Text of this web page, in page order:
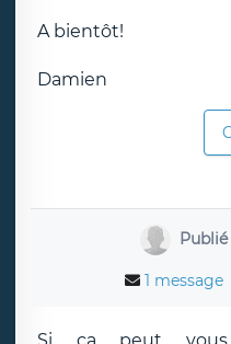
A bientôt!
Damien
1 message